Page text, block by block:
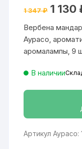
на основе
пользовате
лей
1 347₽ цена
1
347 ₽.
1 130
Вербена
Аурасо,
аромалампы, 9
В наличии
Артикул Аурасо: